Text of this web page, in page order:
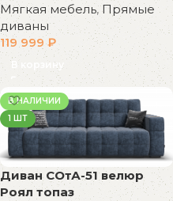
Мягкая мебель,Прямые
диваны
119 999₽
В корзину
В НАЛИЧИИ
1 ШТ
Диван СОтА-51 велюр
Роял топаз